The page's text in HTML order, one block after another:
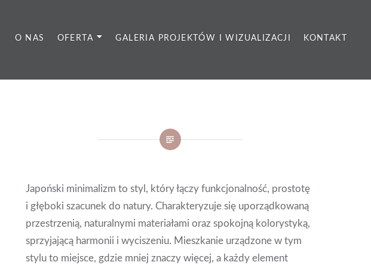
O NAS OFERTA GALERIA PROJEKTÓW I WIZUALIZACJI KONTAKT
Japoński minimalizm to styl, który łączy funkcjonalność, prostotę
i głęboki szacunek do natury. Charakteryzuje się uporządkowaną
przestrzenią, naturalnymi materiałami oraz spokojną kolorystyką,
sprzyjającą harmonii i wyciszeniu. Mieszkanie urządzone w tym
stylu to miejsce, gdzie mniej znaczy więcej, a każdy element